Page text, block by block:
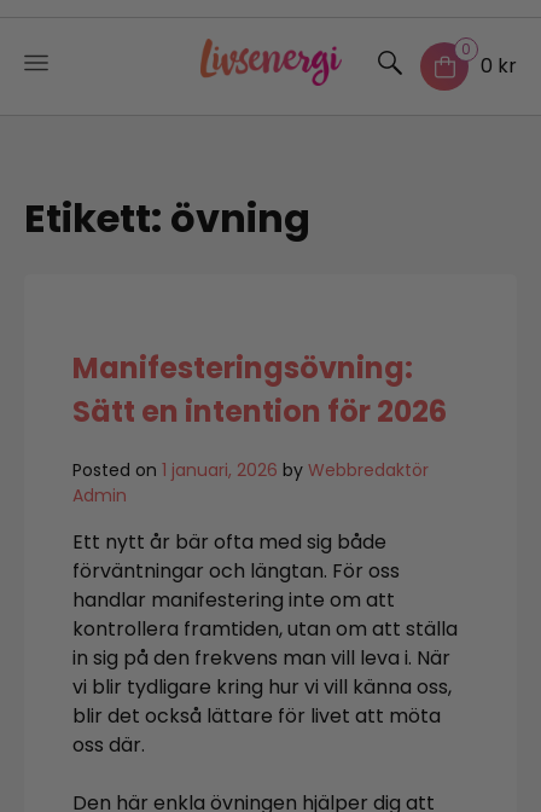
0
0 kr
Etikett: övning
Manifesteringsövning:
Sätt en intention för 2026
Posted on 1 januari, 2026 by Webbredaktör
Admin
Ett nytt år bär ofta med sig både
förväntningar och längtan. För oss
handlar manifestering inte om att
kontrollera framtiden, utan om att ställa
in sig på den frekvens man vill leva i. När
vi blir tydligare kring hur vi vill känna oss,
blir det också lättare för livet att möta
oss där.
Den här enkla övningen hjälper dig att